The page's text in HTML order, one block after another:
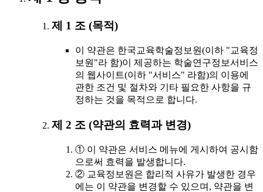
제 1 조 (목적)
이 약관은 한국교육학술정보원(이하 "교육정
보원"라 함)이 제공하는 학술연구정보서비스
의 웹사이트(이하 "서비스" 라함)의 이용에
관한 조건 및 절차와 기타 필요한 사항을 규
정하는 것을 목적으로 합니다.
제 2 조 (약관의 효력과 변경)
① 이 약관은 서비스 메뉴에 게시하여 공시함
으로써 효력을 발생합니다.
② 교육정보원은 합리적 사유가 발생한 경우
에는 이 약관을 변경할 수 있으며, 약관을 변